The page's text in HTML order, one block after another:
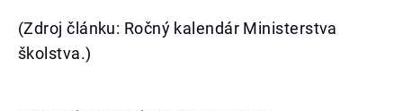
(Zdroj článku: Ročný kalendár Ministerstva
školstva.)